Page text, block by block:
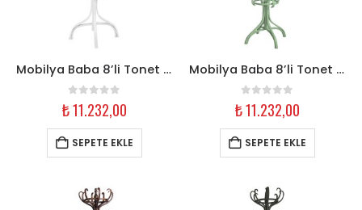
Mobilya Baba 8’li Tonet Askılık – Beyaz Ahşap
₺11.232,00
SEPETE EKLE
Mobilya Baba 8’li Tonet Askılık – Çağla Yeşili Ahşap
₺11.232,00
SEPETE EKLE